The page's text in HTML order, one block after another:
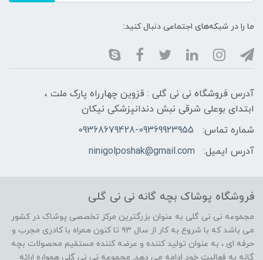
ما را در شبکه‌های اجتماعی دنبال کنید:
آدرس فروشگاه نی نی گلی : قزوین چهارراه پارک ملت ،
ابتدای بوعلی شرقی نبش دندانپزشکی نیکان
شماره تماس:
09368679428-09369923955
آدرس ایمیل:
ninigolposhak@gmail.com
فروشگاه پوشاک بچه گانه نی نی گلی
مجموعه نی نی گلی به عنوان بزرگترین مرکز تخصصی پوشاک در کشور
می باشد که با شروع به کار از سال ۹۳ تا کنون همراه با کادری مجرب و
حرفه ای ، به عنوان تولید کننده و عرضه کننده مستقیم محصولات بچه
گانه به فعالیت خود ادامه می دهد. مجموعه نی نی گلی همواره ارائه